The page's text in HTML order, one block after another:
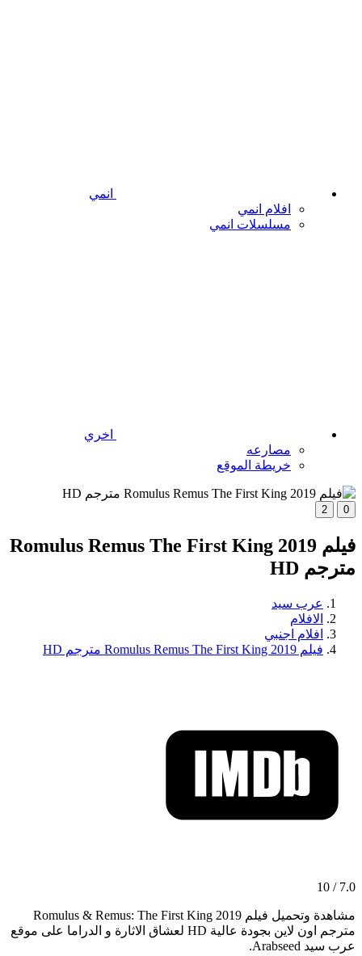
انمي
افلام انمي
مسلسلات انمي
اخري
مصارعه
خريطة الموقع
0
2
فيلم Romulus Remus The First King 2019
مترجم HD
عرب سيد
الافلام
افلام اجنبي
فيلم Romulus Remus The First King 2019 مترجم HD
7.0 / 10
مشاهدة وتحميل فيلم Romulus & Remus: The First King 2019
مترجم اون لاين بجودة عالية HD لعشاق الاثارة و الدراما على موقع
عرب سيد Arabseed.